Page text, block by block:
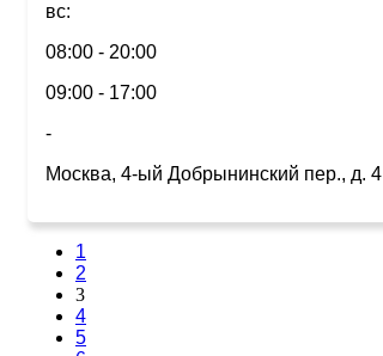
вс:
08:00 - 20:00
09:00 - 17:00
-
Москва, 4-ый Добрынинский пер., д. 4
1
2
3
4
5